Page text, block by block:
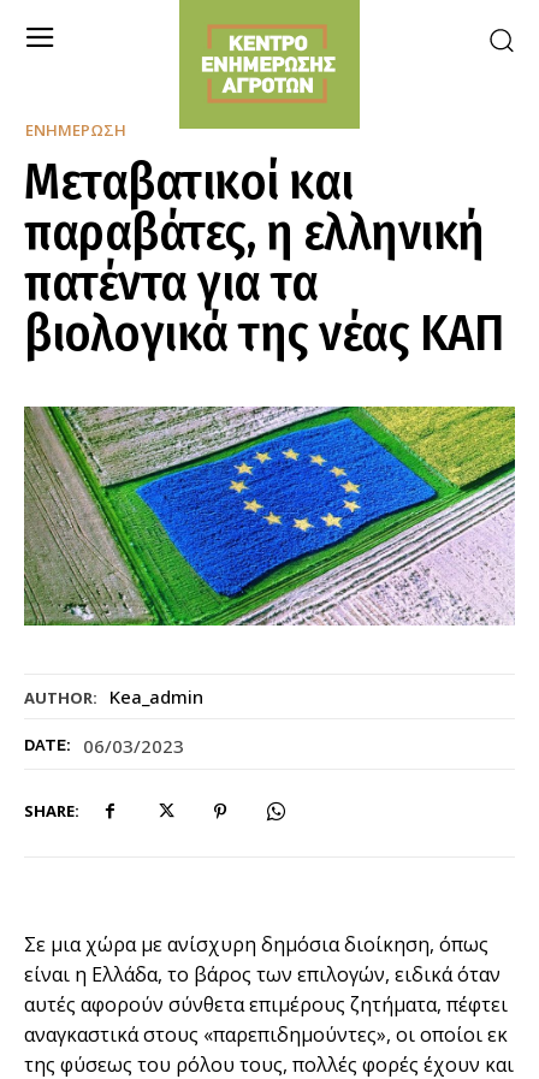
AUTHOR: Kea_admin
DATE: 06/03/2023
SHARE:
ΕΝΗΜΈΡΩΣΗ
Μεταβατικοί και
παραβάτες, η ελληνική
πατέντα για τα
βιολογικά της νέας ΚΑΠ
Σε µια χώρα µε ανίσχυρη δηµόσια διοίκηση, όπως
είναι η Ελλάδα, το βάρος των επιλογών, ειδικά όταν
αυτές αφορούν σύνθετα επιµέρους ζητήµατα, πέφτει
αναγκαστικά στους «παρεπιδηµούντες», οι οποίοι εκ
της φύσεως του ρόλου τους, πολλές φορές έχουν και